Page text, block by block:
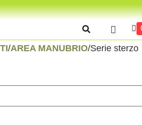
/AREA MANUBRIO/Serie sterzo